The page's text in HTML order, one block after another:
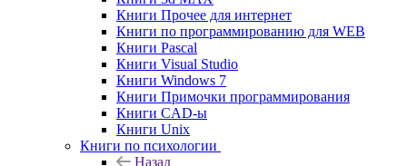
Книги Прочее для интернет
Книги по программированию для WEB
Книги Pascal
Книги Visual Studio
Книги Windows 7
Книги Примочки программирования
Книги CAD-ы
Книги Unix
Книги по психологии
Назад